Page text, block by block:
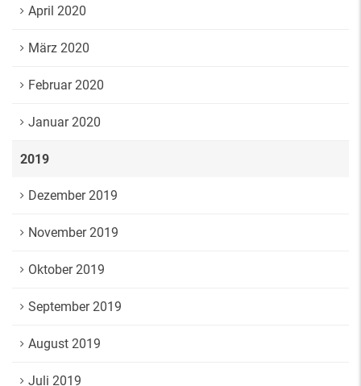
April 2020
März 2020
Februar 2020
Januar 2020
2019
Dezember 2019
November 2019
Oktober 2019
September 2019
August 2019
Juli 2019